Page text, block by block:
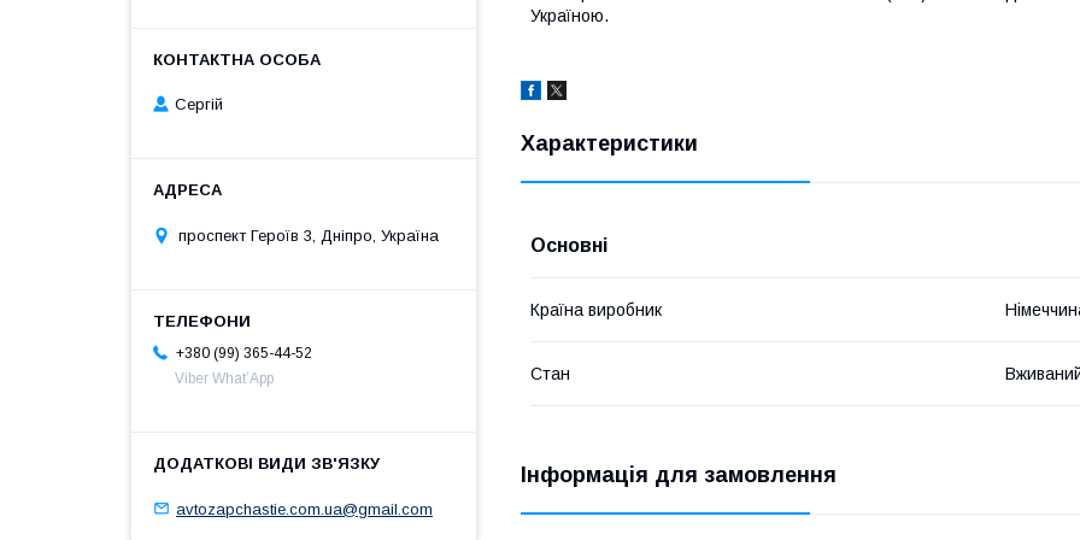
Україною.
Характеристики
Основні
Країна виробник
Стан
Інформація для замовлення
Сергій
проспект Героїв 3, Дніпро, Україна
+380 (99) 365-44-52
Viber What’App
avtozapchastie.com.ua@gmail.com